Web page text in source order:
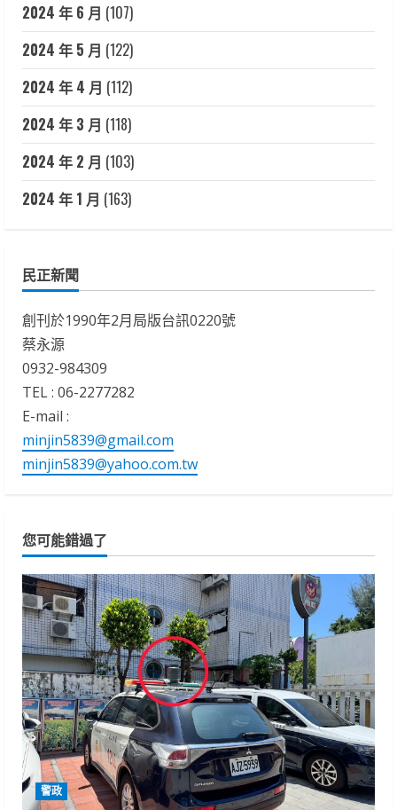
2024 年 6 月 (107)
2024 年 5 月 (122)
2024 年 4 月 (112)
2024 年 3 月 (118)
2024 年 2 月 (103)
2024 年 1 月 (163)
民正新聞
創刊於1990年2月局版台訊0220號
蔡永源
0932-984309
TEL : 06-2277282
E-mail :
minjin5839@gmail.com
minjin5839@yahoo.com.tw
您可能錯過了
警政